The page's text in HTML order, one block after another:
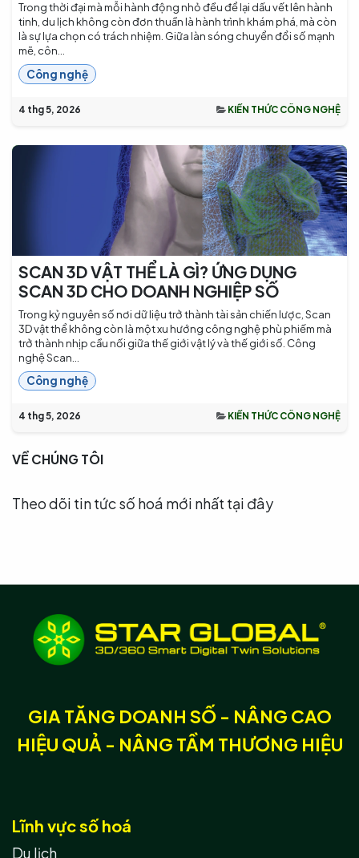
Trong thời đại mà mỗi hành động nhỏ đều để lại dấu vết lên hành
tinh, du lịch không còn đơn thuần là hành trình khám phá, mà còn
là sự lựa chọn có trách nhiệm. Giữa làn sóng chuyển đổi số mạnh
mẽ, côn...
Công nghệ
4 thg 5, 2026 KIẾN THỨC CÔNG NGHỆ
SCAN 3D VẬT THỂ LÀ GÌ? ỨNG DỤNG
SCAN 3D CHO DOANH NGHIỆP SỐ
Trong kỷ nguyên số nơi dữ liệu trở thành tài sản chiến lược, Scan
3D vật thể không còn là một xu hướng công nghệ phù phiếm mà
trở thành nhịp cầu nối giữa thế giới vật lý và thế giới số. Công
nghệ Scan...
Công nghệ
4 thg 5, 2026 KIẾN THỨC CÔNG NGHỆ
VỀ CHÚNG TÔI
Theo dõi tin tức số hoá mới nhất tại đây
GIA TĂNG DOANH SỐ - NÂNG CAO
HIỆU QUẢ - NÂNG TẦM THƯƠNG HIỆU
Lĩnh vực số hoá
Du lịch